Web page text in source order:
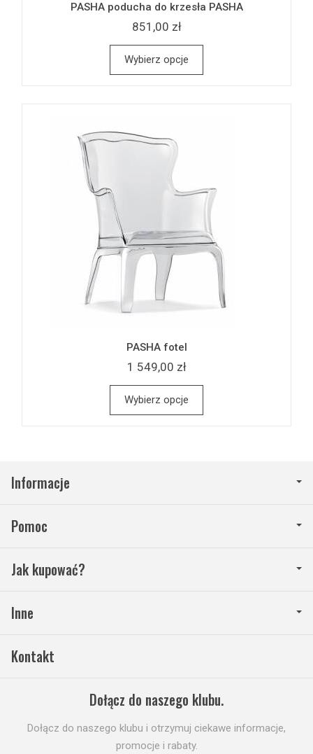
PASHA poducha do krzesła PASHA
851,00 zł
Wybierz opcje
PASHA fotel
1 549,00 zł
Wybierz opcje
Informacje
Pomoc
Jak kupować?
Inne
Kontakt
Dołącz do naszego klubu.
Dołącz do naszego klubu i otrzymuj ciekawe informacje,
promocje i rabaty.